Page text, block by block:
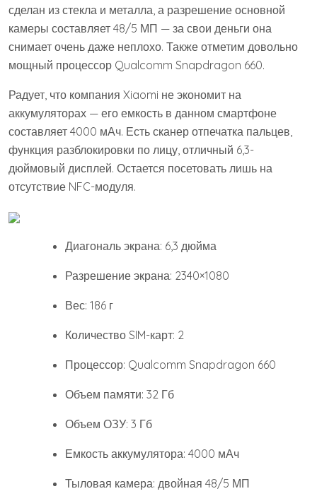
сделан из стекла и металла, а разрешение основной
камеры составляет 48/5 МП — за свои деньги она
снимает очень даже неплохо. Также отметим довольно
мощный процессор Qualcomm Snapdragon 660.
Радует, что компания Xiaomi не экономит на
аккумуляторах — его емкость в данном смартфоне
составляет 4000 мАч. Есть сканер отпечатка пальцев,
функция разблокировки по лицу, отличный 6,3-
дюймовый дисплей. Остается посетовать лишь на
отсутствие NFC-модуля.
Диагональ экрана: 6,3 дюйма
Разрешение экрана: 2340×1080
Вес: 186 г
Количество SIM-карт: 2
Процессор: Qualcomm Snapdragon 660
Объем памяти: 32 Гб
Объем ОЗУ: 3 Гб
Емкость аккумулятора: 4000 мАч
Тыловая камера: двойная 48/5 МП